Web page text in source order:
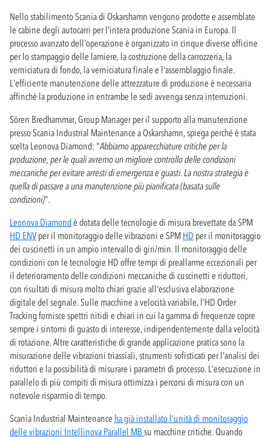
Nello stabilimento Scania di Oskarshamn vengono prodotte e assemblate
le cabine degli autocarri per l'intera produzione Scania in Europa. Il
processo avanzato dell'operazione è organizzato in cinque diverse officine
per lo stampaggio delle lamiere, la costruzione della carrozzeria, la
verniciatura di fondo, la verniciatura finale e l'assemblaggio finale.
L'efficiente manutenzione delle attrezzature di produzione è necessaria
affinché la produzione in entrambe le sedi avvenga senza interruzioni.
Sören Bredhammar, Group Manager per il supporto alla manutenzione
presso Scania Industrial Maintenance a Oskarshamn, spiega perché è stata
scelta Leonova Diamond: "Abbiamo apparecchiature critiche per la
produzione, per le quali avremo un migliore controllo delle condizioni
meccaniche per evitare arresti di emergenza e guasti. La nostra strategia è
quella di passare a una manutenzione più pianificata (basata sulle
condizioni)".
Leonova Diamondè dotata delle tecnologie di misura brevettate da SPM
HD ENV per il monitoraggio delle vibrazioni e SPM HD per il monitoraggio
dei cuscinetti in un ampio intervallo di giri/min. Il monitoraggio delle
condizioni con le tecnologie HD offre tempi di preallarme eccezionali per
il deterioramento delle condizioni meccaniche di cuscinetti e riduttori,
con risultati di misura molto chiari grazie all'esclusiva elaborazione
digitale del segnale. Sulle macchine a velocità variabile, l'HD Order
Tracking fornisce spettri nitidi e chiari in cui la gamma di frequenze copre
sempre i sintomi di guasto di interesse, indipendentemente dalla velocità
di rotazione. Altre caratteristiche di grande applicazione pratica sono la
misurazione delle vibrazioni triassiali, strumenti sofisticati per l'analisi dei
riduttori e la possibilità di misurare i parametri di processo. L'esecuzione in
parallelo di più compiti di misura ottimizza i percorsi di misura con un
notevole risparmio di tempo.
Scania Industrial Maintenance ha già installato l'unità di monitoraggio
delle vibrazioni Intellinova Parallel MB su macchine critiche. Quando